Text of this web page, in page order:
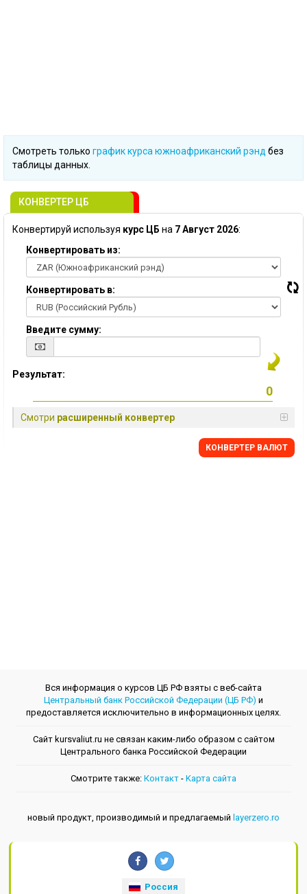
Смотреть только график курса южноафриканский рэнд без
таблицы данных.
КОНВЕРТЕР ЦБ
Конвертируй используя курс ЦБ на 7 Август 2026:
Конвертировать из:
Конвертировать в:
Введите сумму:
Результат:
Смотри расширенный конвертер
КОНВЕРТЕР ВАЛЮТ
Вся информация о курсов ЦБ РФ взяты с веб-сайта
Центральный банк Российской Федерации (ЦБ РФ) и
предоставляется исключительно в информационных целях.
Сайт kursvaliut.ru не связан каким-либо образом с сайтом
Центрального банкa Российской Федерации
Смотрите также: Контакт - Kарта сайта
новый продукт, производимый и предлагаемый layerzero.ro
Россия